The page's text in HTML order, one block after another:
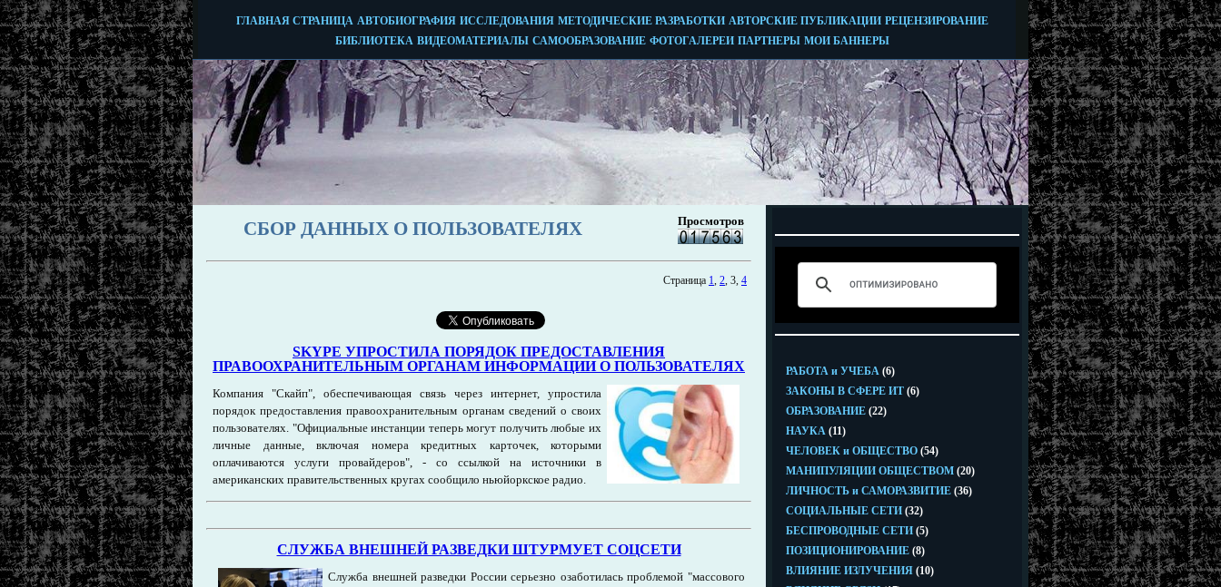
СБОР ДАННЫХ О ПОЛЬЗОВАТЕЛЯХ
Страница 1, 2, 3, 4
SKYPE УПРОСТИЛА ПОРЯДОК ПРЕДОСТАВЛЕНИЯ
ПРАВООХРАНИТЕЛЬНЫМ ОРГАНАМ ИНФОРМАЦИИ О ПОЛЬЗОВАТЕЛЯХ
Компания "Скайп", обеспечивающая связь через интернет, упростила
порядок предоставления правоохранительным органам сведений о своих
пользователях. "Официальные инстанции теперь могут получить любые их
личные данные, включая номера кредитных карточек, которыми
оплачиваются услуги провайдеров", - со ссылкой на источники в
американских правительственных кругах сообщило ньюйоркское радио.
СЛУЖБА ВНЕШНЕЙ РАЗВЕДКИ ШТУРМУЕТ СОЦСЕТИ
Служба внешней разведки России серьезно озаботилась проблемой "массового